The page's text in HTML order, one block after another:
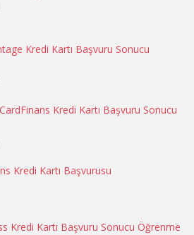
Kredi Kartı Başvuru Sonucu
Kredi Kartı Başvuru Sonucu
Kredi Kartı Başvurusu
Kredi Kartı Başvuru Sonucu Öğrenme